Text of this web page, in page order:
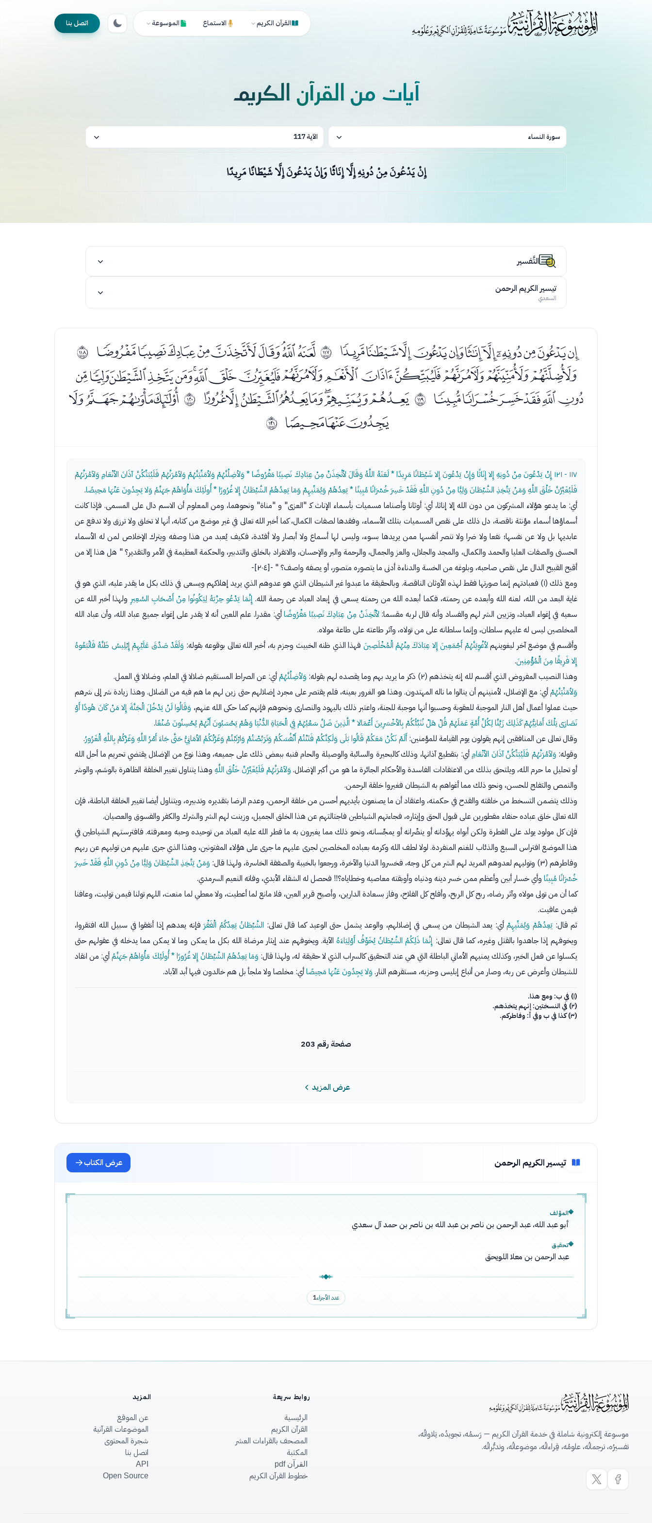
القرآن الكريم الاستماع الموسوعة اتصل بنا
آيات من القرآن الكريم
سورة النساء الآية 117
إِنْ يَدْعُونَ مِنْ دُونِهِ إِلَّا إِنَاثًا وَإِنْ يَدْعُونَ إِلَّا شَيْطَانًا مَرِيدًا
التَّفسير
تيسير الكريم الرحمن
السعدي
ﮚﮛﮜﮝﮞﮟﮠﮡﮢﮣﮤ ﱴ ﮦﮧﮨﮩﮪﮫﮬﮭﮮ ﱵ
ﮰﮱﯓﯔﯕﯖﯗﯘﯙﯚﯛﯜﯝﯞﯟﯠ
ﯡﯢﯣﯤﯥﯦ ﱶ ﯨﯩﯪﯫﯬﯭﯮﯯ ﱷ ﯱﯲﯳﯴ
ﯵﯶﯷ ﱸ
١١٧ - ١٢١
إِنْ يَدْعُونَ مِنْ دُونِهِ إِلا إِنَاثًا وَإِنْ يَدْعُونَ إِلا شَيْطَانًا مَرِيدًا * لَعَنَهُ اللَّهُ وَقَالَ لأتَّخِذَنَّ مِنْ عِبَادِكَ نَصِيبًا مَفْرُوضًا * وَلأضِلَّنَّهُمْ وَلأمَنِّيَنَّهُمْ وَلآمُرَنَّهُمْ فَلَيُبَتِّكُنَّ آذَانَ الأنْعَامِ وَلآمُرَنَّهُمْ
فَلَيُغَيِّرُنَّ خَلْقَ اللَّهِ وَمَنْ يَتَّخِذِ الشَّيْطَانَ وَلِيًّا مِنْ دُونِ اللَّهِ فَقَدْ خَسِرَ خُسْرَانًا مُبِينًا * يَعِدُهُمْ وَيُمَنِّيهِمْ وَمَا يَعِدُهُمُ الشَّيْطَانُ إِلا غُرُورًا * أُولَئِكَ مَأْوَاهُمْ جَهَنَّمُ وَلا يَجِدُونَ عَنْهَا مَحِيصًا.
أي: ما يدعو هؤلاء المشركون من دون الله إلا إناثا، أي: أوثانا وأصناما مسميات بأسماء الإناث كـ "العزى" و "مناة" ونحوهما، ومن المعلوم أن الاسم دال على المسمى. فإذا كانت
أسماؤها أسماء مؤنثة ناقصة، دل ذلك على نقص المسميات بتلك الأسماء، وفقدها لصفات الكمال، كما أخبر الله تعالى في غير موضع من كتابه، أنها لا تخلق ولا ترزق ولا تدفع عن
عابديها بل ولا عن نفسها؛ نفعا ولا ضرا ولا تنصر أنفسها ممن يريدها بسوء، وليس لها أسماع ولا أبصار ولا أفئدة، فكيف يُعبد من هذا وصفه ويترك الإخلاص لمن له الأسماء
الحسنى والصفات العليا والحمد والكمال، والمجد والجلال، والعز والجمال، والرحمة والبر والإحسان، والانفراد بالخلق والتدبير، والحكمة العظيمة في الأمر والتقدير؟ " هل هذا إلا من
أقبح القبيح الدال على نقص صاحبه، وبلوغه من الخسة والدناءة أدنى ما يتصوره متصور، أو يصفه واصف؟ " -[٢٠٤]-
ومع ذلك (١) فعبادتهم إنما صورتها فقط لهذه الأوثان الناقصة. وبالحقيقة ما عبدوا غير الشيطان الذي هو عدوهم الذي يريد إهلاكهم ويسعى في ذلك بكل ما يقدر عليه، الذي هو في
غاية البعد من الله، لعنه الله وأبعده عن رحمته، فكما أبعده الله من رحمته يسعى في إبعاد العباد عن رحمة الله. إِنَّمَا يَدْعُو حِزْبَهُ لِيَكُونُوا مِنْ أَصْحَابِ السَّعِيرِ ولهذا أخبر الله عن
سعيه في إغواء العباد، وتزيين الشر لهم والفساد وأنه قال لربه مقسما: لأتَّخِذَنَّ مِنْ عِبَادِكَ نَصِيبًا مَفْرُوضًاأي: مقدرا. علم اللعين أنه لا يقدر على إغواء جميع عباد الله، وأن عباد الله
المخلصين ليس له عليهم سلطان، وإنما سلطانه على من تولاه، وآثر طاعته على طاعة مولاه.
وأقسم في موضع آخر ليغوينهم لأغْوِيَنَّهُمْ أَجْمَعِينَ إِلا عِبَادَكَ مِنْهُمُ الْمُخْلَصِينَ فهذا الذي ظنه الخبيث وجزم به، أخبر الله تعالى بوقوعه بقوله: وَلَقَدْ صَدَّقَ عَلَيْهِمْ إِبْلِيسُ ظَنَّهُ فَاتَّبَعُوهُ
إِلا فَرِيقًا مِنَ الْمُؤْمِنِينَ.
وهذا النصيب المفروض الذي أقسم لله إنه يتخذهم (٢) ذكر ما يريد بهم وما يقصده لهم بقوله:
وَلأضِلَّنَّهُمْأي: عن الصراط المستقيم ضلالا في العلم، وضلالا في العمل.
وَلأمَنِّيَنَّهُمْأي: مع الإضلال، لأمنينهم أن ينالوا ما ناله المهتدون. وهذا هو الغرور بعينه، فلم يقتصر على مجرد إضلالهم حتى زين لهم ما هم فيه من الضلال. وهذا زيادة شر إلى شرهم
حيث عملوا أعمال أهل النار الموجبة للعقوبة وحسبوا أنها موجبة للجنة، واعتبر ذلك باليهود والنصارى ونحوهم فإنهم كما حكى الله عنهم، وَقَالُوا لَنْ يَدْخُلَ الْجَنَّةَ إِلا مَنْ كَانَ هُودًا أَوْ
نَصَارَى تِلْكَ أَمَانِيُّهُمْكَذَلِكَ زَيَّنَّا لِكُلِّ أُمَّةٍ عَمَلَهُمْ قُلْ هَلْ نُنَبِّئُكُمْ بِالأخْسَرِينَ أَعْمَالا * الَّذِينَ ضَلَّ سَعْيُهُمْ فِي الْحَيَاةِ الدُّنْيَا وَهُمْ يَحْسَبُونَ أَنَّهُمْ يُحْسِنُونَ صُنْعًا.
وقال تعالى عن المنافقين إنهم يقولون يوم القيامة للمؤمنين: أَلَمْ نَكُنْ مَعَكُمْ قَالُوا بَلَى وَلَكِنَّكُمْ فَتَنْتُمْ أَنْفُسَكُمْ وَتَرَبَّصْتُمْ وَارْتَبْتُمْ وَغَرَّتْكُمُ الأمَانِيُّ حَتَّى جَاءَ أَمْرُ اللَّهِ وَغَرَّكُمْ بِاللَّهِ الْغَرُورُ.
وقوله: وَلآمُرَنَّهُمْ فَلَيُبَتِّكُنَّ آذَانَ الأنْعَامِأي: بتقطيع آذانها، وذلك كالبحيرة والسائبة والوصيلة والحام فنبه ببعض ذلك على جميعه، وهذا نوع من الإضلال يقتضي تحريم ما أحل الله
أو تحليل ما حرم الله، ويلتحق بذلك من الاعتقادات الفاسدة والأحكام الجائرة ما هو من أكبر الإضلال. وَلآمُرَنَّهُمْ فَلَيُغَيِّرُنَّ خَلْقَ اللَّهِوهذا يتناول تغيير الخلقة الظاهرة بالوشم، والوشر
والنمص والتفلج للحسن، ونحو ذلك مما أغواهم به الشيطان فغيروا خلقة الرحمن.
وذلك يتضمن التسخط من خلقته والقدح في حكمته، واعتقاد أن ما يصنعون بأيديهم أحسن من خلقة الرحمن، وعدم الرضا بتقديره وتدبيره، ويتناول أيضا تغيير الخلقة الباطنة، فإن
الله تعالى خلق عباده حنفاء مفطورين على قبول الحق وإيثاره، فجاءتهم الشياطين فاجتالتهم عن هذا الخلق الجميل، وزينت لهم الشر والشرك والكفر والفسوق والعصيان.
فإن كل مولود يولد على الفطرة ولكن أبواه يهوِّدانه أو ينصِّرانه أو يمجِّسانه، ونحو ذلك مما يغيرون به ما فطر الله عليه العباد من توحيده وحبه ومعرفته. فافترستهم الشياطين في
هذا الموضع افتراس السبع والذئاب للغنم المنفردة. لولا لطف الله وكرمه بعباده المخلصين لجرى عليهم ما جرى على هؤلاء المفتونين، وهذا الذي جرى عليهم من توليهم عن ربهم
وفاطرهم (٣) وتوليهم لعدوهم المريد لهم الشر من كل وجه، فخسروا الدنيا والآخرة، ورجعوا بالخيبة والصفقة الخاسرة، ولهذا قال:
وَمَنْ يَتَّخِذِ الشَّيْطَانَ وَلِيًّا مِنْ دُونِ اللَّهِ فَقَدْ خَسِرَ
خُسْرَانًا مُبِينًا وأي خسار أبين وأعظم ممن خسر دينه ودنياه وأوبقته معاصيه وخطاياه؟!! فحصل له الشقاء الأبدي، وفاته النعيم السرمدي.
كما أن من تولى مولاه وآثر رضاه، ربح كل الربح، وأفلح كل الفلاح، وفاز بسعادة الدارين، وأصبح قرير العين، فلا مانع لما أعطيت، ولا معطي لما منعت، اللهم تولنا فيمن توليت، وعافنا
فيمن عافيت.
ثم قال:يَعِدُهُمْ وَيُمَنِّيهِمْأي: يعد الشيطان من يسعى في إضلالهم، والوعد يشمل حتى الوعيد كما قال تعالى: الشَّيْطَانُ يَعِدُكُمُ الْفَقْرَفإنه يعدهم إذا أنفقوا في سبيل الله افتقروا،
ويخوفهم إذا جاهدوا بالقتل وغيره، كما قال تعالى: إِنَّمَا ذَلِكُمُ الشَّيْطَانُ يُخَوِّفُ أَوْلِيَاءَهُالآية. ويخوفهم عند إيثار مرضاة الله بكل ما يمكن وما لا يمكن مما يدخله في عقولهم حتى
يكسلوا عن فعل الخير، وكذلك يمنيهم الأماني الباطلة التي هي عند التحقيق كالسراب الذي لا حقيقة له، ولهذا قال: وَمَا يَعِدُهُمُ الشَّيْطَانُ إِلا غُرُورًا * أُولَئِكَ مَأْوَاهُمْ جَهَنَّمُأي: من انقاد
للشيطان وأعرض عن ربه، وصار من أتباع إبليس وحزبه، مستقرهم النار. وَلا يَجِدُونَ عَنْهَا مَحِيصًاأي: مخلصا ولا ملجأ بل هم خالدون فيها أبد الآباد.
(١) في ب: ومع هذا.
(٢) في النسختين: إنهم يتخذهم.
(٣) كذا في ب وفي أ: وفاطركم.
صفحة رقم 203
عرض المزيد
تيسير الكريم الرحمن عرض الكتاب
المؤلف
أبو عبد الله، عبد الرحمن بن ناصر بن عبد الله بن ناصر بن حمد آل سعدي
تحقيق
عبد الرحمن بن معلا اللويحق
عدد الأجزاء1
موسوعة إلكترونية شاملة في خدمة القرآن الكريم — رَسمُه، تجويدُه، تِلاواتُه،
تفسيرُه، ترجماتُه، علومُه، قِراءاتُه، موضوعاتُه، وتدبُّراتُه.
روابط سريعة
الرئيسية
القرآن الكريم
المصحف بالقراءات العشر
المكتبة
القرآن pdf
خطوط القرآن الكريم
المزيد
عن الموقع
الموضوعات القرآنية
شجرة المحتوى
اتصل بنا
API
Open Source